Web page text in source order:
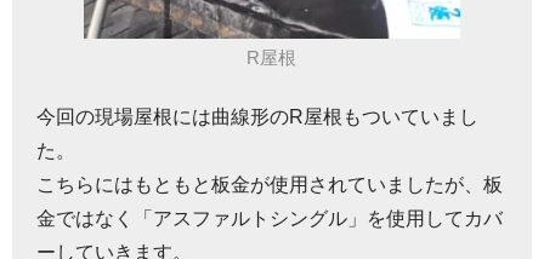
R屋根
今回の現場屋根には曲線形のR屋根もついていまし
た。
こちらにはもともと板金が使用されていましたが、板
金ではなく「アスファルトシングル」を使用してカバ
ーしていきます。